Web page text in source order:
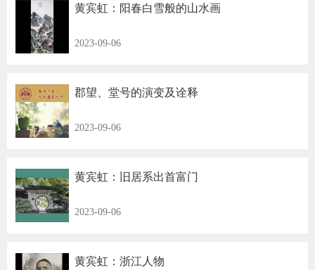
黄宾虹：阳春白雪般的山水画
2023-09-06
郡望、堂号的演变及诠释
2023-09-06
黄宾虹：旧居系出首富门
2023-09-06
黄宾虹：浙江人物